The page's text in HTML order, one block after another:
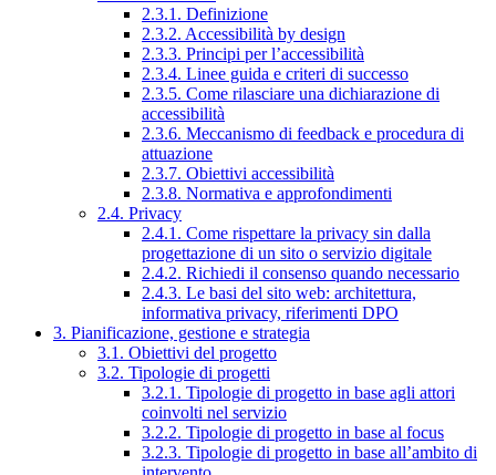
2.3.1. Definizione
2.3.2. Accessibilità by design
2.3.3. Principi per l’accessibilità
2.3.4. Linee guida e criteri di successo
2.3.5. Come rilasciare una dichiarazione di
accessibilità
2.3.6. Meccanismo di feedback e procedura di
attuazione
2.3.7. Obiettivi accessibilità
2.3.8. Normativa e approfondimenti
2.4. Privacy
2.4.1. Come rispettare la privacy sin dalla
progettazione di un sito o servizio digitale
2.4.2. Richiedi il consenso quando necessario
2.4.3. Le basi del sito web: architettura,
informativa privacy, riferimenti DPO
3. Pianificazione, gestione e strategia
3.1. Obiettivi del progetto
3.2. Tipologie di progetti
3.2.1. Tipologie di progetto in base agli attori
coinvolti nel servizio
3.2.2. Tipologie di progetto in base al focus
3.2.3. Tipologie di progetto in base all’ambito di